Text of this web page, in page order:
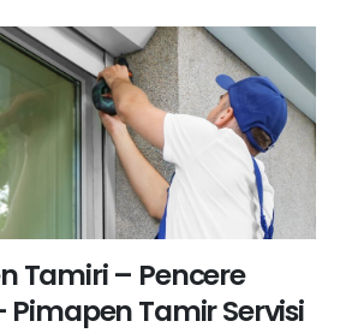
Tamiri – Pencere
Pimapen Tamir Servisi